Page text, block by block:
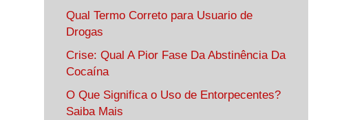
Qual Termo Correto para Usuario de
Drogas
Crise: Qual A Pior Fase Da Abstinência Da
Cocaína
O Que Significa o Uso de Entorpecentes?
Saiba Mais